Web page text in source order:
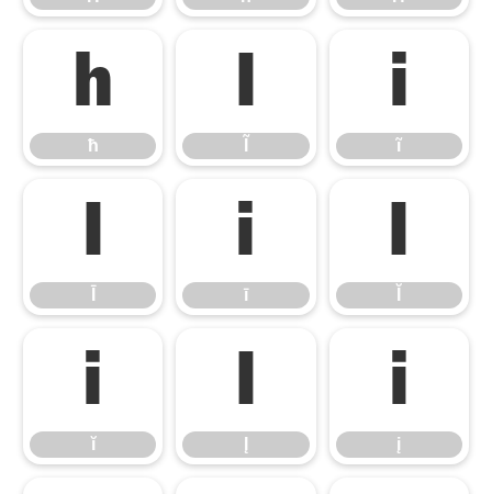
ħ
ħ
Ĩ ĩ
ĩ
Ī ī
ī
Ĭ
ĭ
ĭ
Į į
į